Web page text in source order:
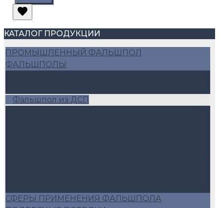
КАТАЛОГ ПРОДУКЦИИ
ПРОМЫШЛЕННЫЙ ФАЛЬШПОЛ
ФАЛЬШПОЛЫ
Фальшпол из ДСП
Стойки (опоры) для фальшпола
Аксессуары для фальшпола
СФЕРЫ ПРИМЕНЕНИЯ ФАЛЬШПОЛА